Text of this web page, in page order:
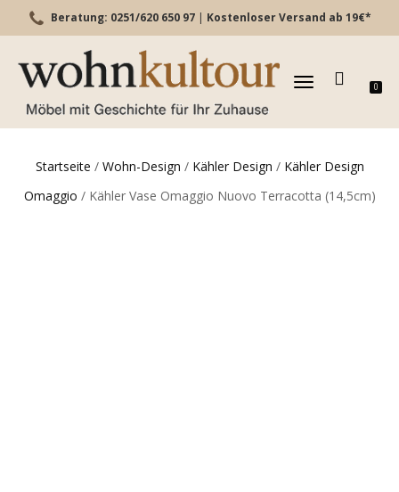
Beratung: 0251/620 650 97 | Kostenloser Versand ab 19€*
TOGGLE
0
Startseite / Wohn-Design / Kähler Design / Kähler Design
Omaggio / Kähler Vase Omaggio Nuovo Terracotta (14,5cm)